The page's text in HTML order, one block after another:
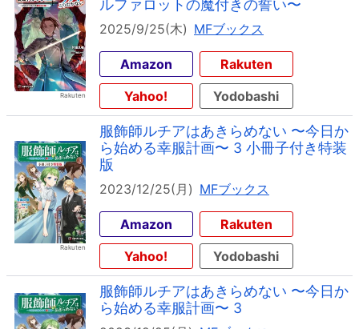
ルファロットの魔付きの誓い〜
2025/9/25(木) MFブックス
Amazon
Rakuten
Yahoo!
Yodobashi
服飾師ルチアはあきらめない 〜今日か
ら始める幸服計画〜 3 小冊子付き特装
版
2023/12/25(月) MFブックス
Amazon
Rakuten
Yahoo!
Yodobashi
服飾師ルチアはあきらめない 〜今日か
ら始める幸服計画〜 3